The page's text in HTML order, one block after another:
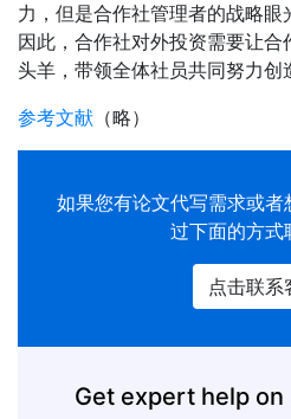
力，但是合作社管理者的战略眼
因此，合作社对外投资需要让
头羊，带领全体社员共同努力创
参考文献 （略）
如果您有论文代写需求或者
过下面的方式
点击联系
Get expert help